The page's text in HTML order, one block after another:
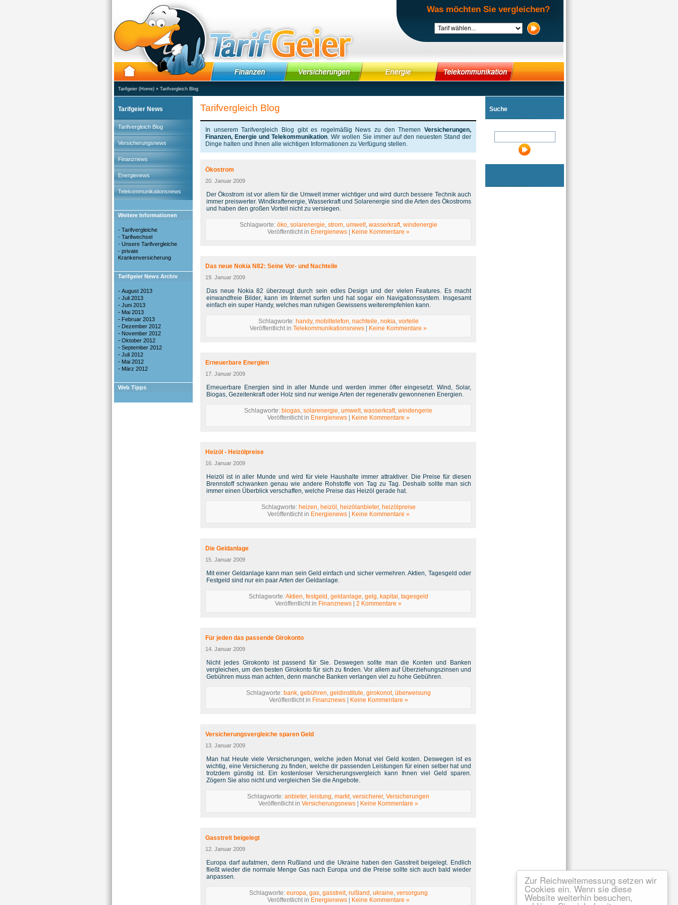
Zur Reichweitemessung setzen wir
Cookies ein. Wenn sie diese
Website weiterhin besuchen,
Was möchten Sie vergleichen?
Tarifgeier (Home) » Tarifvergleich Blog
Tarifgeier News
Tarifvergleich Blog
Versicherungsnews
Finanznews
Energienews
Telekommunikationsnews
Weitere Informationen
- Tarifvergleiche
- Tarifwechsel
- Unsere Tarifvergleiche
- private
Krankenversicherung
Tarifgeier News Archiv
- August 2013
- Juli 2013
- Juni 2013
- Mai 2013
- Februar 2013
- Dezember 2012
- November 2012
- Oktober 2012
- September 2012
- Juli 2012
- Mai 2012
- März 2012
Web Tipps
Tarifvergleich Blog
In unserem Tarifvergleich Blog gibt es regelmäßig News zu den Themen Versicherungen,
Finanzen, Energie und Telekommunikation. Wir wollen Sie immer auf den neuesten Stand der
Dinge halten und Ihnen alle wichtigen Informationen zu Verfügung stellen.
Ökostrom
20. Januar 2009
Der Ökostrom ist vor allem für die Umwelt immer wichtiger und wird durch bessere Technik auch
immer preiswerter. Windkraftenergie, Wasserkraft und Solarenergie sind die Arten des Ökostroms
und haben den großen Vorteil nicht zu versiegen.
Schlagworte: öko, solarenergie, strom, umwelt, wasserkraft, windenergie
Veröffentlicht in Energienews| Keine Kommentare »
Das neue Nokia N82: Seine Vor- und Nachteile
19. Januar 2009
Das neue Nokia 82 überzeugt durch sein edles Design und der vielen Features. Es macht
einwandfreie Bilder, kann im Internet surfen und hat sogar ein Navigationssystem. Insgesamt
einfach ein super Handy, welches man ruhigen Gewissens weiterempfehlen kann.
Schlagworte: handy, mobiltelefon, nachteile, nokia, vorteile
Veröffentlicht in Telekommunikationsnews Keine Kommentare »
Erneuerbare Energien
17. Januar 2009
Erneuerbare Energien sind in aller Munde und werden immer öfter eingesetzt. Wind, Solar,
Biogas, Gezeitenkraft oder Holz sind nur wenige Arten der regenerativ gewonnenen Energien.
Schlagworte: biogas, solarenergie, umwelt, wasserkraft, windengerie
Veröffentlicht in Energienews| Keine Kommentare »
Heizöl - Heizölpreise
16. Januar 2009
Heizöl ist in aller Munde und wird für viele Haushalte immer attraktiver. Die Preise für diesen
Brennstoff schwanken genau wie andere Rohstoffe von Tag zu Tag. Deshalb sollte man sich
immer einen Überblick verschaffen, welche Preise das Heizöl gerade hat.
Schlagworte: heizen, heizöl , heizölanbieter, heizölpreise
Veröffentlicht in Energienews| Keine Kommentare »
Die Geldanlage
15. Januar 2009
Mit einer Geldanlage kann man sein Geld einfach und sicher vermehren. Aktien, Tagesgeld oder
Festgeld sind nur ein paar Arten der Geldanlage.
Schlagworte:Aktien, festgeld , geldanlage, gelg, kapital , tagesgeld
Veröffentlicht in Finanznews 2 Kommentare »
Für jeden das passende Girokonto
14. Januar 2009
Nicht jedes Girokonto ist passend für Sie. Deswegen sollte man die Konten und Banken
vergleichen, um den besten Girokonto für sich zu finden. Vor allem auf Überziehungszinsen und
Gebühren muss man achten, denn manche Banken verlangen viel zu hohe Gebühren.
Schlagworte: bank, gebühren, geldinstitute, girokonot, überweisung
Veröffentlicht in Finanznews| Keine Kommentare »
Versicherungsvergleiche sparen Geld
13. Januar 2009
Man hat Heute viele Versicherungen, welche jeden Monat viel Geld kosten. Deswegen ist es
wichtig, eine Versicherung zu finden, welche dir passenden Leistungen für einen selber hat und
trotzdem günstig ist. Ein kostenloser Versicherungsvergleich kann Ihnen viel Geld sparen.
Zögern Sie also nicht und vergleichen Sie die Angebote.
Schlagworte: anbieter, leistung, markt, versicherer, Versicherungen
Veröffentlicht in Versicherungsnews Keine Kommentare »
Gasstreit beigelegt
12. Januar 2009
Europa darf aufatmen, denn Rußland und die Ukraine haben den Gasstreit beigelegt. Endlich
fließt wieder die normale Menge Gas nach Europa und die Preise sollte sich auch bald wieder
anpassen.
Schlagworte: europa, gas, gasstreit, rußland , ukraine, versorgung
Veröffentlicht in Energienews| Keine Kommentare »
Suche